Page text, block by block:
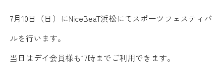
7月10日（日）にNiceBeaT浜松にてスポーツフェスティバ
ルを行います。
当日はデイ会員様も17時までご利用できます。